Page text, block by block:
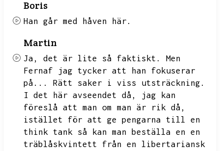
Boris
Han går med håven här.
Martin
Ja, det är lite så faktiskt.
Men
Fernaf jag tycker att han fokuserar
på...
Rätt saker i viss utsträckning.
I det här avseendet då,
jag kan
föreslå att man om man är rik då,
istället för att ge pengarna till en
think tank så kan man beställa en en
träblåskvintett från en libertariansk